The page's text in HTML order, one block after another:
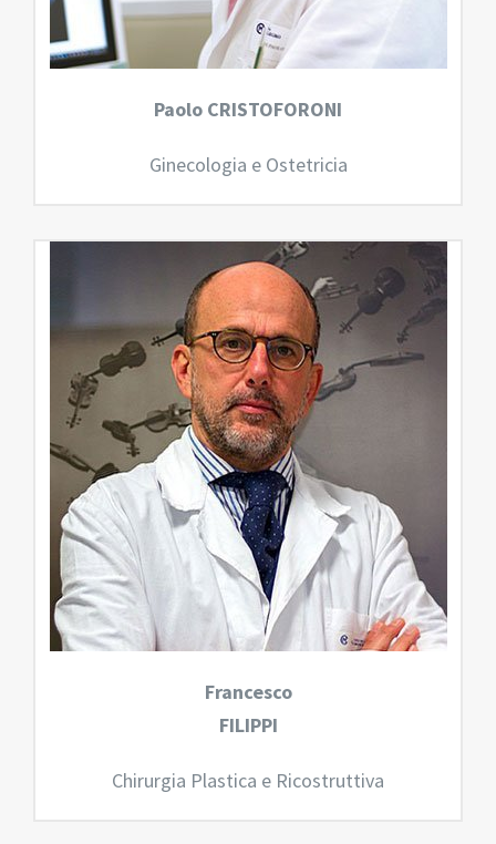
Paolo CRISTOFORONI
Ginecologia e Ostetricia
Francesco
FILIPPI
Chirurgia Plastica e Ricostruttiva